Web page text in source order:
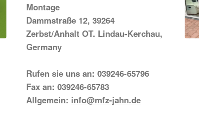
Montage
Dammstraße 12, 39264
Zerbst/Anhalt OT. Lindau-Kerchau,
Germany
Rufen sie uns an: 039246-65796
Fax an: 039246-65783
Allgemein: info@mfz-jahn.de